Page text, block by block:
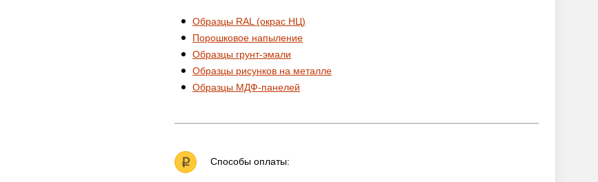
Образцы RAL (окрас НЦ)
Порошковое напыление
Образцы грунт-эмали
Образцы рисунков на металле
Образцы МДФ-панелей
Способы оплаты: